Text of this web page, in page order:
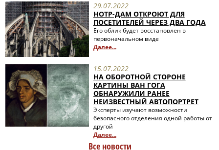
29.07.2022
НОТР-ДАМ ОТКРОЮТ ДЛЯ
ПОСЕТИТЕЛЕЙ ЧЕРЕЗ ДВА ГОДА
Его облик будет восстановлен в
первоначальном виде
Далее...
15.07.2022
НА ОБОРОТНОЙ СТОРОНЕ
КАРТИНЫ ВАН ГОГА
ОБНАРУЖИЛИ РАНЕЕ
НЕИЗВЕСТНЫЙ АВТОПОРТРЕТ
Эксперты изучают возможности
безопасного отделения одной работы от
другой
Далее...
Все новости